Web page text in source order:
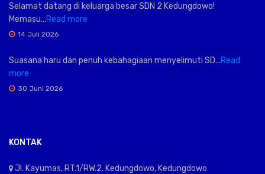
Selamat datang di keluarga besar SDN 2 Kedungdowo!
Memasu...Read more
14 Juli 2026
Suasana haru dan penuh kebahagiaan menyelimuti SD...Read
more
30 Juni 2026
KONTAK
Jl. Kayumas, RT.1/RW.2. Kedungdowo, Kedungdowo